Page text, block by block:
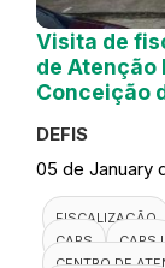
Visita de
de Atenção
Conceição
DEFIS
05 de January
FISCALIZAÇÃO
CAPS
CAPS I
CENTRO DE